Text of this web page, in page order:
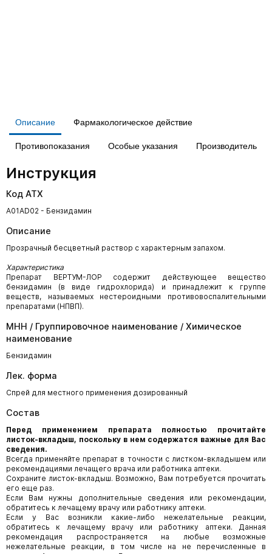
Описание Фармакологическое действие
Противопоказания Особые указания Производитель
Инструкция
Код АТХ
A01AD02 - Бензидамин
Описание
Прозрачный бесцветный раствор с характерным запахом.
Характеристика
Препарат ВЕРТУМ-ЛОР содержит действующее вещество
бензидамин (в виде гидрохлорида) и принадлежит к группе
веществ, называемых нестероидными противовоспалительными
препаратами (НПВП).
МНН / Группировочное наименование / Химическое
наименование
Бензидамин
Лек. форма
Спрей для местного применения дозированный
Состав
Перед применением препарата полностью прочитайте
листок-вкладыш, поскольку в нем содержатся важные для Вас
сведения.
Всегда применяйте препарат в точности с листком-вкладышем или
рекомендациями лечащего врача или работника аптеки.
Сохраните листок-вкладыш. Возможно, Вам потребуется прочитать
его еще раз.
Если Вам нужны дополнительные сведения или рекомендации,
обратитесь к лечащему врачу или работнику аптеки.
Если у Вас возникли какие-либо нежелательные реакции,
обратитесь к лечащему врачу или работнику аптеки. Данная
рекомендация распространяется на любые возможные
нежелательные реакции, в том числе на не перечисленные в